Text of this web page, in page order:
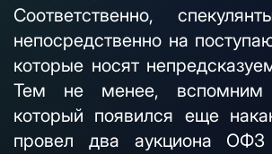
Соответственно,
непосредственно на
которые носят
Тем не менее, вспомним
который появился еще
провел два аукциона